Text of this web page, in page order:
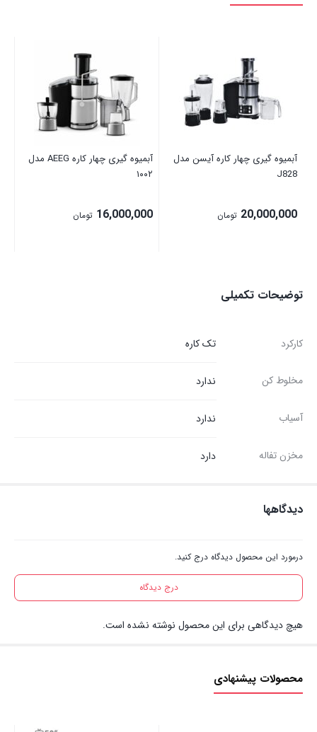
آبمیوه گیری چهار کاره آیسن مدل
J828
20,000,000 تومان
آبمیوه گیری چهار کاره AEEG مدل
۱۰۰۲
16,000,000 تومان
توضیحات تکمیلی
کارکرد تک کاره
مخلوط کن ندارد
آسیاب ندارد
مخزن تفاله دارد
دیدگاهها
درمورد این محصول دیدگاه درج کنید.
درج دیدگاه
هیچ دیدگاهی برای این محصول نوشته نشده است.
محصولات پیشنهادی